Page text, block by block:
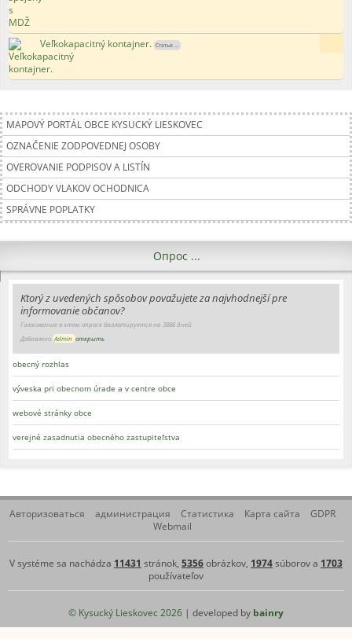
Veľkokapacitný kontajner. Статья ...
MAPOVÝ PORTÁL OBCE KYSUCKÝ LIESKOVEC
OZNAČENIE ZODPOVEDNEJ OSOBY
OVEROVANIE PODPISOV A LISTÍN
ODCHODY VLAKOV OCHODNICA
SPRÁVNE POPLATKY
Опрос ...
Ktorý z uvedených spôsobov považujete za najvhodnejší pre
informovanie občanov?
Голосование в этом опросе баллотируется на 3886 дней
Добавлено Admin открыть
obecný rozhlas
výveska pri obecnom úrade a v centre obce
webové stránky obce
verejné zasadnutia obecného zastupiteľstva
Авторизоваться администрация Статистика Карта сайта
GDPR
Webmail
V systéme sa nachádza 11431 stránok, 5356obrázkov, 1974súborov a 1703
používateľov
© Kysucký Lieskovec 2026 | developed by bainry